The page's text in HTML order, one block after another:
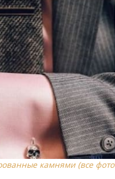
камнями (все фото